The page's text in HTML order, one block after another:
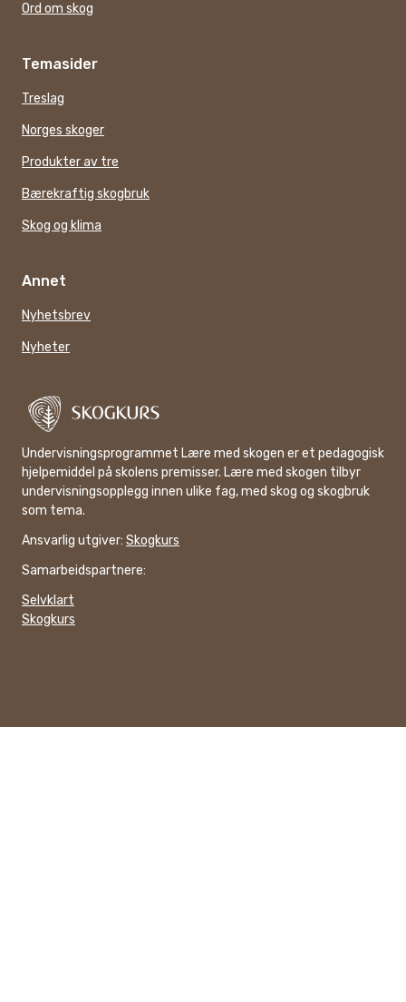
Ord om skog
Temasider
Treslag
Norges skoger
Produkter av tre
Bærekraftig skogbruk
Skog og klima
Annet
Nyhetsbrev
Nyheter
Undervisningsprogrammet Lære med skogen er et pedagogisk
hjelpemiddel på skolens premisser. Lære med skogen tilbyr
undervisningsopplegg innen ulike fag, med skog og skogbruk
som tema.
Ansvarlig utgiver: Skogkurs
Samarbeidspartnere:
Selvklart
Skogkurs